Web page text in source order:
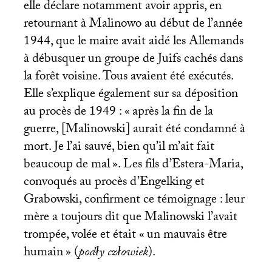
elle déclare notamment avoir appris, en
retournant à Malinowo au début de l’année
1944, que le maire avait aidé les Allemands
à débusquer un groupe de Juifs cachés dans
la forêt voisine. Tous avaient été exécutés.
Elle s’explique également sur sa déposition
au procès de 1949 : «après la fin de la
guerre, [Malinowski] aurait été condamné à
mort. Je l’ai sauvé, bien qu’il m’ait fait
beaucoup de mal». Les fils d’Estera-Maria,
convoqués au procès d’Engelking et
Grabowski, confirment ce témoignage : leur
mère a toujours dit que Malinowski l’avait
trompée, volée et était «un mauvais être
humain» (podły człowiek).